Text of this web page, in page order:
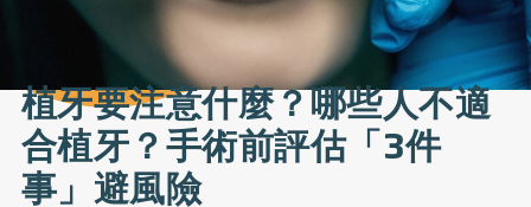
植牙要注意什麼？哪些人不適
合植牙？手術前評估「3件
事」避風險